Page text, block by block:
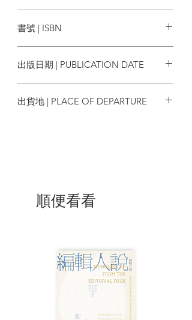
書號 | ISBN
出版日期 | PUBLICATION DATE
出貨地 | PLACE OF DEPARTURE
順便看看